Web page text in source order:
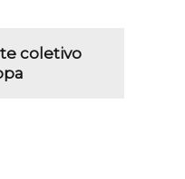
coletivo